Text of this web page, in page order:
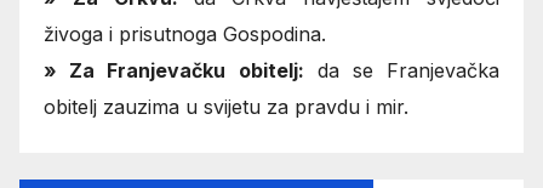
živoga i prisutnoga Gospodina.
» Za Franjevačku obitelj: da se Franjevačka
obitelj zauzima u svijetu za pravdu i mir.